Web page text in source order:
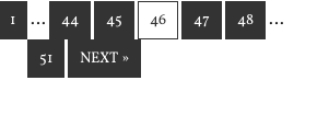
1 … 44 45 46 47 48 …
51 NEXT »